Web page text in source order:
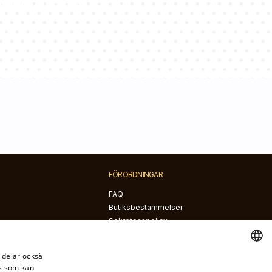
FÖRORDNINGAR
FAQ
Butiksbestämmelser
Sekretesspolicy
också
som kan